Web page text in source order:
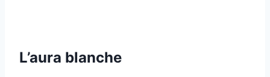
L’aura blanche